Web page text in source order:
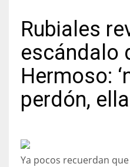
24
Rubiales
escándalo
Hermoso:
perdón,
Ya pocos recuerdan